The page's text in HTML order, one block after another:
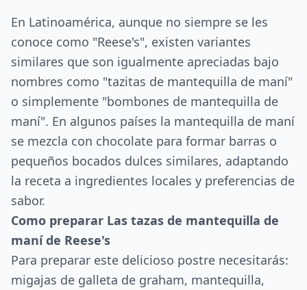
En Latinoamérica, aunque no siempre se les
conoce como "Reese's", existen variantes
similares que son igualmente apreciadas bajo
nombres como "tazitas de mantequilla de maní"
o simplemente "bombones de mantequilla de
maní". En algunos países la mantequilla de maní
se mezcla con chocolate para formar barras o
pequeños bocados dulces similares, adaptando
la receta a ingredientes locales y preferencias de
sabor.
Como preparar Las tazas de mantequilla de
maní de Reese's
Para preparar este delicioso postre necesitarás:
migajas de galleta de graham, mantequilla,